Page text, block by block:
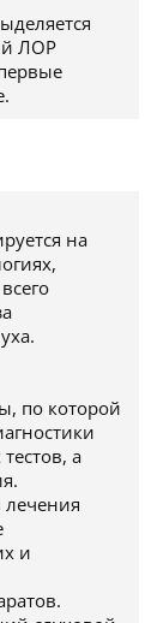
ЛОР
на
по которой
а
и